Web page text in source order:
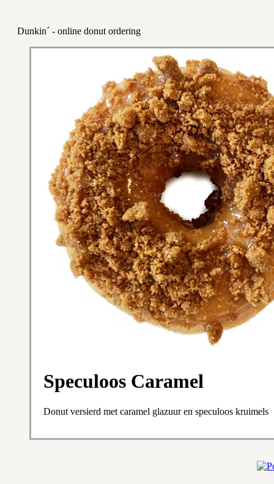
Dunkin´ - online donut ordering
Speculoos Caramel
Donut versierd met caramel glazuur en speculoos kruimels